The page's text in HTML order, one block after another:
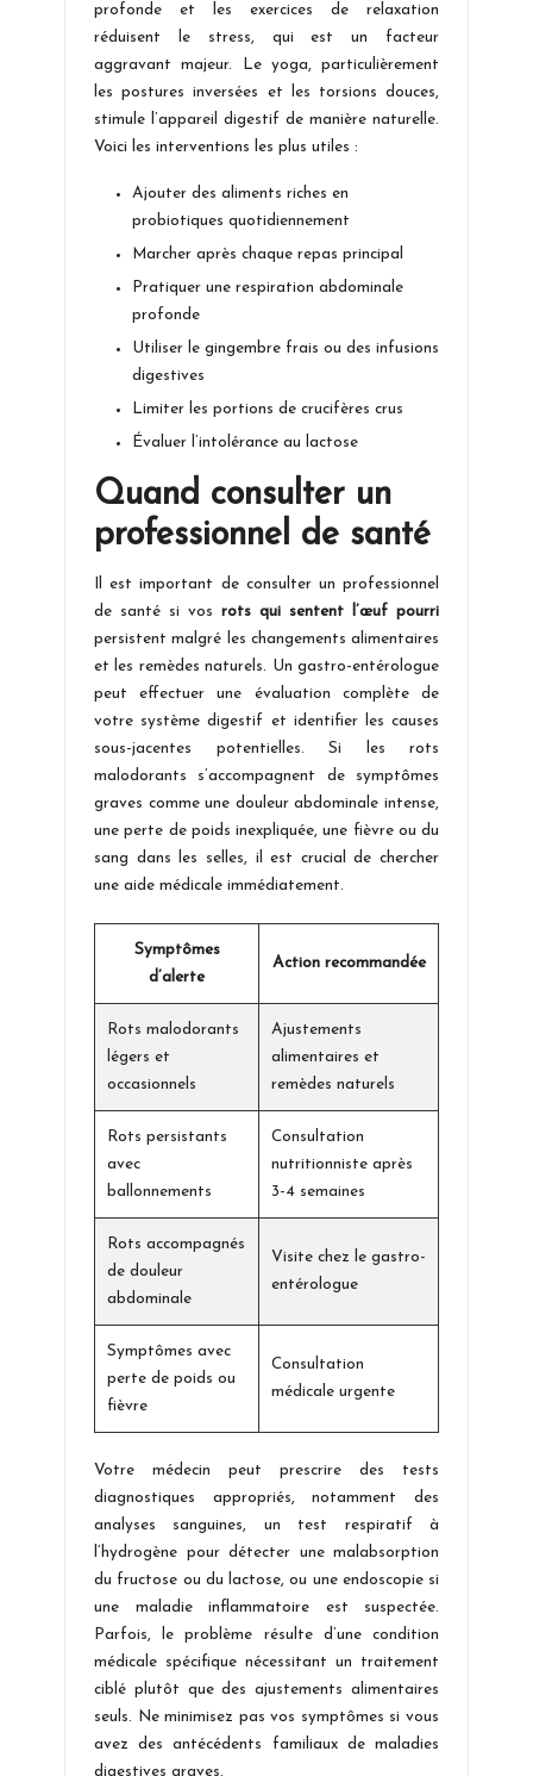
profonde et les exercices de relaxation
réduisent le stress, qui est un facteur
aggravant majeur. Le yoga, particulièrement
les postures inversées et les torsions douces,
stimule l’appareil digestif de manière naturelle.
Voici les interventions les plus utiles :
Ajouter des aliments riches en
probiotiques quotidiennement
Marcher après chaque repas principal
Pratiquer une respiration abdominale
profonde
Utiliser le gingembre frais ou des infusions
digestives
Limiter les portions de crucifères crus
Évaluer l’intolérance au lactose
Quand consulter un
professionnel de santé
Il est important de consulter un professionnel
de santé si vos rots qui sentent l’œuf pourri
persistent malgré les changements alimentaires
et les remèdes naturels. Un gastro-entérologue
peut effectuer une évaluation complète de
votre système digestif et identifier les causes
sous-jacentes potentielles. Si les rots
malodorants s’accompagnent de symptômes
graves comme une douleur abdominale intense,
une perte de poids inexpliquée, une fièvre ou du
sang dans les selles, il est crucial de chercher
une aide médicale immédiatement.
Symptômes
d’alerte
Action recommandée
Rots malodorants
légers et
occasionnels
Ajustements
alimentaires et
remèdes naturels
Rots persistants
avec
ballonnements
Consultation
nutritionniste après
3-4 semaines
Rots accompagnés
de douleur
abdominale
Visite chez le gastro-
entérologue
Symptômes avec
perte de poids ou
fièvre
Consultation
médicale urgente
Votre médecin peut prescrire des tests
diagnostiques appropriés, notamment des
analyses sanguines, un test respiratif à
l’hydrogène pour détecter une malabsorption
du fructose ou du lactose, ou une endoscopie si
une maladie inflammatoire est suspectée.
Parfois, le problème résulte d’une condition
médicale spécifique nécessitant un traitement
ciblé plutôt que des ajustements alimentaires
seuls. Ne minimisez pas vos symptômes si vous
avez des antécédents familiaux de maladies
digestives graves.